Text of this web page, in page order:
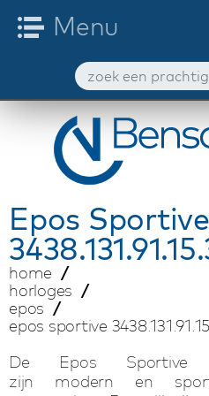
Epos Sportive
home
horloges
epos
epos sportive
De Epos Sportive
zijn modern en